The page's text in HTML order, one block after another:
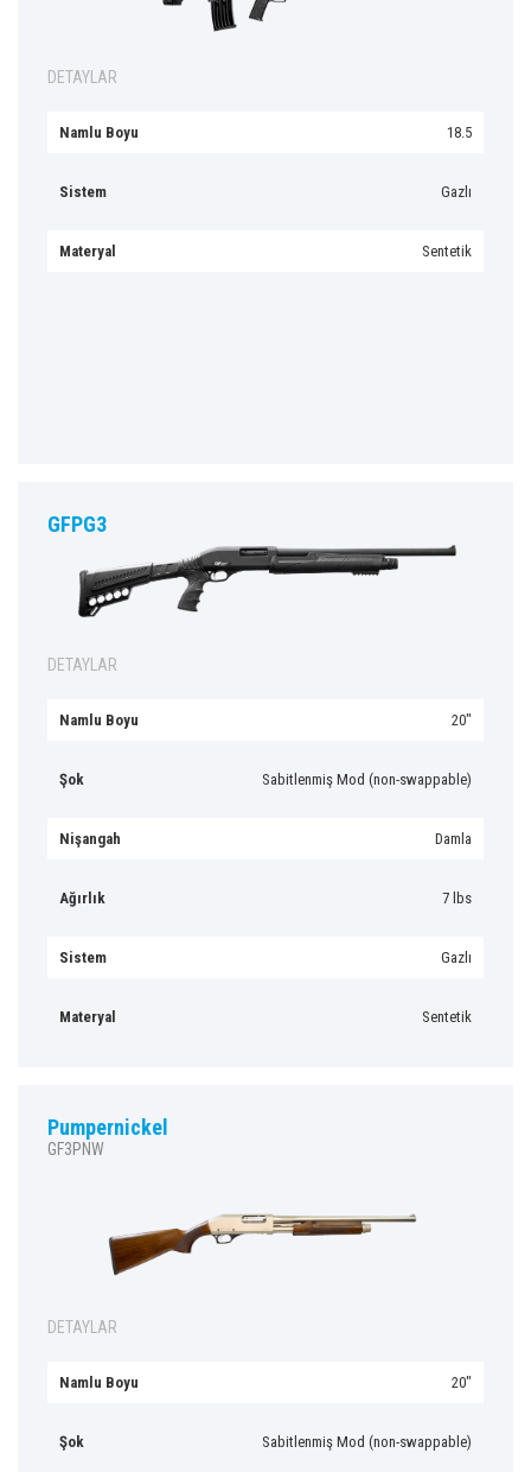
DETAYLAR
Namlu Boyu 18.5
Sistem Gazlı
Materyal Sentetik
GFPG3
DETAYLAR
Namlu Boyu 20″
Şok Sabitlenmiş Mod (non-swappable)
Nişangah Damla
Ağırlık 7 lbs
Sistem Gazlı
Materyal Sentetik
Pumpernickel
GF3PNW
DETAYLAR
Namlu Boyu 20″
Şok Sabitlenmiş Mod (non-swappable)